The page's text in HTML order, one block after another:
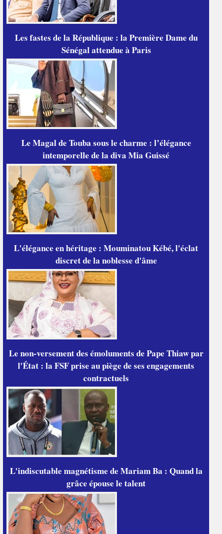
Les fastes de la République : la Première Dame du
Sénégal attendue à Paris
Le Magal de Touba sous le charme : l’élégance
intemporelle de la diva Mia Guissé
L'élégance en héritage : Mouminatou Kébé, l'éclat
discret de la noblesse d'âme
Le non-versement des émoluments de Pape Thiaw par
l'État : la FSF prise au piège de ses engagements
contractuels
L'indiscutable magnétisme de Mariam Ba : Quand la
grâce épouse le talent